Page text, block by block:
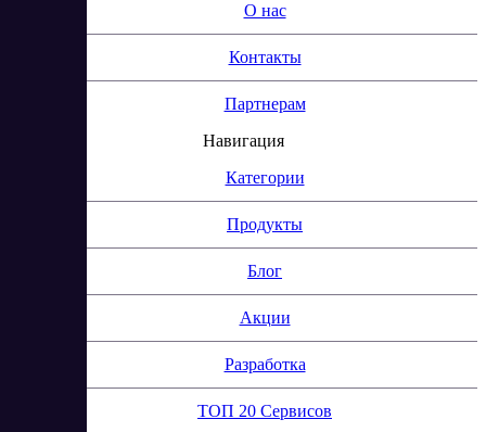
О нас
Контакты
Партнерам
Навигация
Категории
Продукты
Блог
Акции
Разработка
ТОП 20 Сервисов